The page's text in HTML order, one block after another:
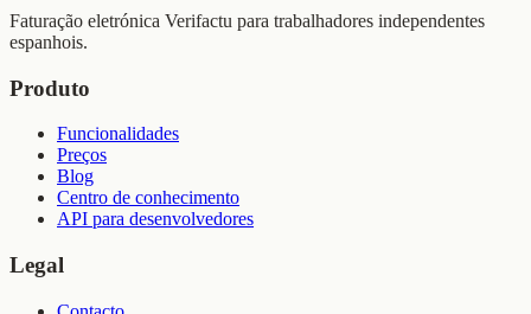
Faturação eletrónica Verifactu para trabalhadores independentes
espanhois.
Produto
Funcionalidades
Preços
Blog
Centro de conhecimento
API para desenvolvedores
Legal